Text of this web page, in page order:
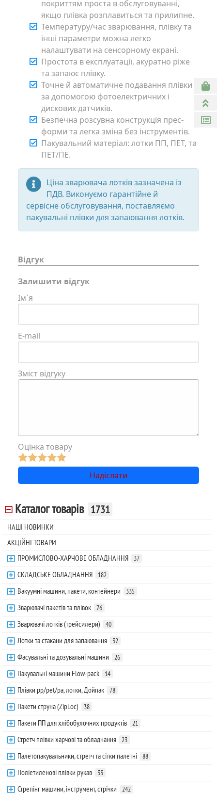
покриттям проста в обслуговуванні,
якщо плівка розплавиться та прилипне.
Температуру/час зварювання, плівку та
інші параметри можна легко
налаштувати на сенсорному екрані.
Простота в експлуатації, акуратно ріже
та запаює плівку.
Точне й автоматичне подавання плівки
за допомогою фотоелектричних і
дискових датчиків.
Безпечна розсувна конструкція прес-
форми та легка зміна без інструментів.
Пакувальний матеріал: лотки ПП, ПЕТ, та
ПЕТ/ПЕ.
Ціна зварювача лотків зазначена із
ПДВ. Виконуємо гарантійне й
сервісне обслуговування, поставляємо
пакувальні плівки для запаювання лотків.
Відгук
Залишити відгук
Ім`я
E-mail
Зміст відгуку
Оцінка товару
Каталог товарів 1731
НАШІ НОВИНКИ
АКЦІЙНІ ТОВАРИ
ПРОМИСЛОВО-ХАРЧОВЕ ОБЛАДНАННЯ
37
СКЛАДСЬКЕ ОБЛАДНАННЯ 182
Вакуумні машини, пакети, контейнери 335
Зварювачі пакетів та плівок 76
Зварювачі лотків (трейсилери) 40
Лотки та стакани для запаювання 32
Фасувальні та дозувальні машини 26
Пакувальні машини Flow-pack 14
Плівки pp/pet/pa, лотки, Дойпак 78
Пакети струна (ZipLoc) 38
Пакети ПП для хлібобулочних продуктів 21
Стретч плівки харчові та обладнання 23
Палетопакувальники, стретч та сітки палетні 88
Поліетиленові плівки рукав 33
Стрепінг машини, інструмент, стрічки 242